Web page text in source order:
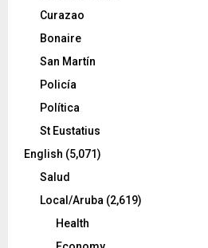
Curazao
Bonaire
San Martín
Policía
Política
St Eustatius
English (5,071)
Salud
Local/Aruba (2,619)
Health